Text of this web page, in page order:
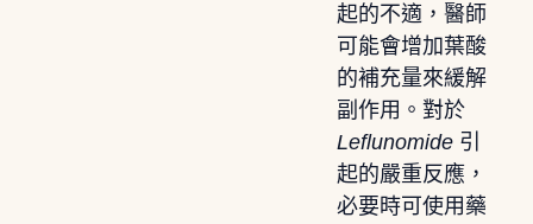
起的不適，醫師
可能會增加葉酸
的補充量來緩解
副作用。對於
Leflunomide引
起的嚴重反應，
必要時可使用藥